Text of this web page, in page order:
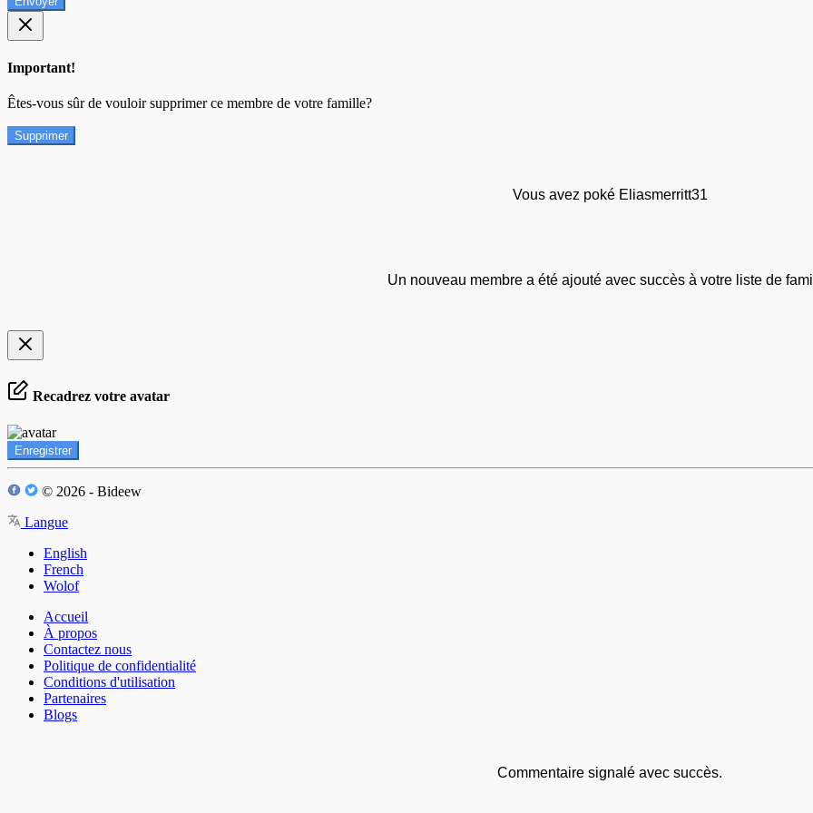
Important!
Êtes-vous sûr de vouloir supprimer ce membre de votre famille?
Supprimer
Vous avez poké Eliasmerritt31
Un nouveau membre a été ajouté avec succès à votre liste de
Recadrez votre avatar
Enregistrer
© 2026 - Bideew
Langue
English
French
Wolof
Accueil
À propos
Contactez nous
Politique de confidentialité
Conditions d'utilisation
Partenaires
Blogs
Commentaire signalé avec succès.